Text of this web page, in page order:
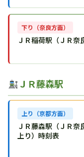
下り（奈良方面）
ＪＲ稲荷駅（ＪＲ
ＪＲ藤森駅
上り（京都方面）
ＪＲ藤森駅（ＪＲ
上り）時刻表